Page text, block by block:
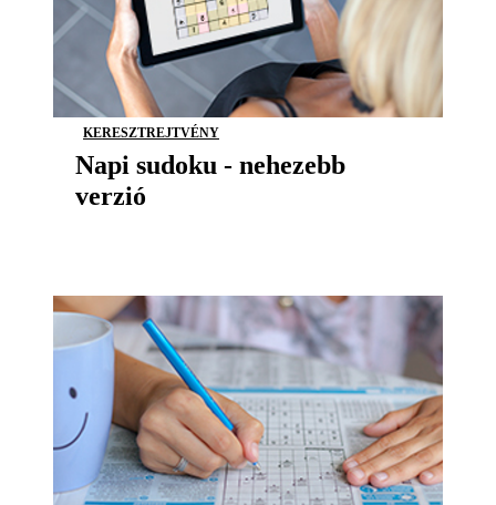
KERESZTREJTVÉNY
Napi sudoku - nehezebb
verzió